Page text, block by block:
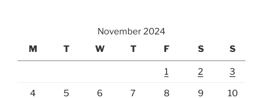
November 2024
M
T W T F S S
1 2 3
4 5 6 7 8 9 10